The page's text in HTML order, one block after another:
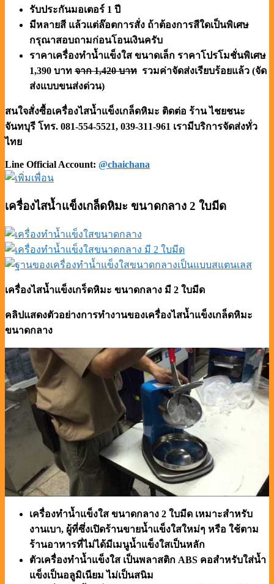
รับประกันมอเตอร์ 1 ปี
มีหลายสี แล้วแต่ล๊อตการสั่ง ถ้าต้องการสีใดเป็นพิเศษ
กรุณาสอบถามก่อนโอนเงินครับ
ราคาเครื่องทำน้ำแข็งใส ขนาดเล็ก ราคาโปรโมชั่นพิเศษ
1,390 บาท จาก 1,420 บาท รวมค่าจัดส่งเรียบร้อยแล้ว (จัด
ส่งแบบขนส่งด่วน)
สนใจสั่งซื้อเครื่องไสน้ำแข็งเกล็ดหิมะ ติดต่อ ร้าน ไชยชนะ
จันทบุรี โทร. 081-554-5521, 039-311-961 เรามีบริการจัดส่งทั่ว
ไทย
Line Official Account: @chaichana
เครื่องไสน้ำแข็งเกล็ดหิมะ ขนาดกลาง 2 ใบมีด
เครื่องไสน้ำแข็งเกร็ดหิมะ ขนาดกลาง มี 2 ใบมีด
คลิปแสดงตัวอย่างการทำงานของเครื่องไสน้ำแข็งเกล็ดหิมะ
ขนาดกลาง
เครื่องทำน้ำแข็งใส ขนาดกลาง 2 ใบมีด เหมาะสำหรับ
งานเบา, ผู้ที่ซึ่งเปิดร้านขายน้ำแข็งใสใหม่ๆ หรือ ใช้ตาม
ร้านอาหารที่ไม่ได้มีเมนูน้ำแข็งใสเป็นหลัก
ตัวเครื่องทำน้ำแข็งใส เป็นพลาสติก ABS คอสำหรับใส่น้ำ
แข็งเป็นอลูมิเนียม ไม่เป็นสนิม